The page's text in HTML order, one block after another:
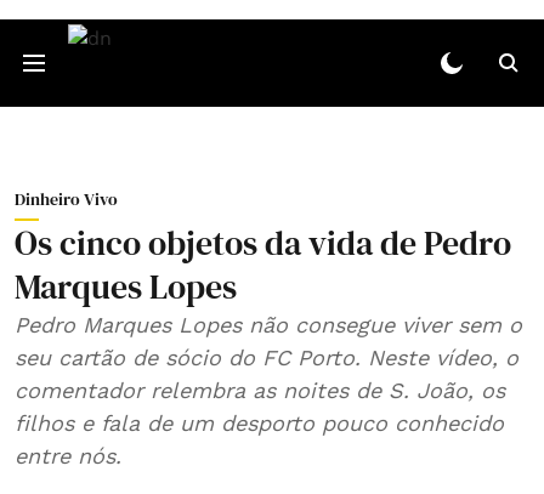
Dinheiro Vivo
Os cinco objetos da vida de Pedro
Marques Lopes
Pedro Marques Lopes não consegue viver sem o
seu cartão de sócio do FC Porto. Neste vídeo, o
comentador relembra as noites de S. João, os
filhos e fala de um desporto pouco conhecido
entre nós.